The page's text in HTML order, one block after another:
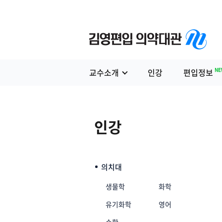
교수소개 인강 편입정보
인강
의치대
생물학
화학
유기화학
영어